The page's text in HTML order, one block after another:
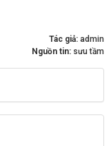
Tác giả: admin
Nguồn tin: sưu tầm